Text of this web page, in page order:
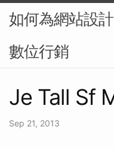
如何為網站設
數位行銷
Je Tall Sf
Sep 21, 2013